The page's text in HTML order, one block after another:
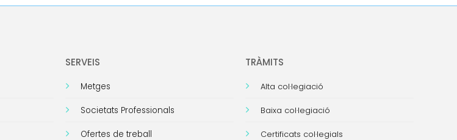
SERVEIS
Metges
Societats Professionals
Ofertes de treball
TRÀMITS
Alta col·legiació
Baixa col·legiació
Certificats col·legials